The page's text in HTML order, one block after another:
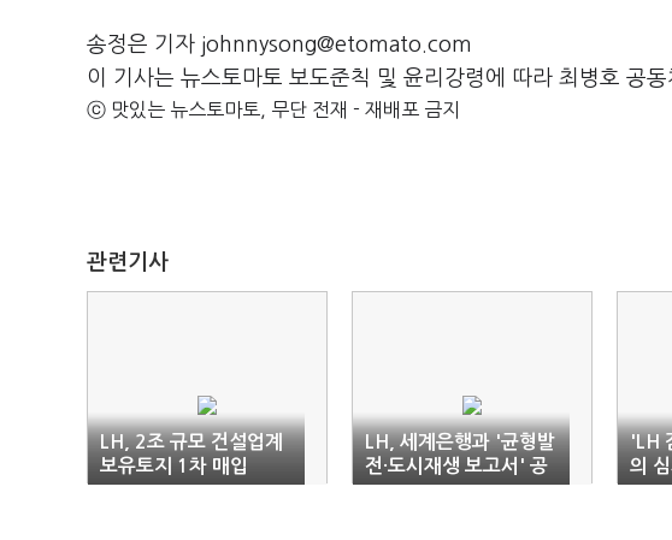
송정은 기자 johnnysong@etomato.com
이 기사는 뉴스토마토 보도준칙 및 윤리강령에 따라 최병호 공동
ⓒ 맛있는 뉴스토마토, 무단 전재 - 재배포 금지
관련기사
LH, 2조 규모 건설업계
보유토지 1차 매입
LH, 세계은행과 '균형발
전·도시재생 보고서' 공
동 발간
'LH
의